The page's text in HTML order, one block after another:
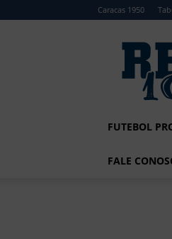
Caracas 1950
FUTEBOL
FALE